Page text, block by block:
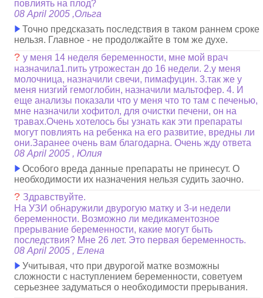
повлиять на плод?
08 April 2005 ,Ольга
Точно предсказать последствия в таком раннем сроке
нельзя. Главное - не продолжайте в том же духе.
?у меня 14 неделя беременности, мне мой врач
назначила1.пить утрожестан до 16 недели. 2.у меня
молочница, назначили свечи, пимафуцин. 3.так же у
меня низгий гемоглобин, назначили мальтофер. 4. И
еще анализы показали что у меня что то там с печенью,
мне назначили хофитол, для очистки печени, он на
травах.Очень хотелось бы узнать как эти препараты
могут повлиять на ребенка на его развитие, вредны ли
они.Заранее очень вам благодарна. Очень жду ответа
08 April 2005 , Юлия
Особого вреда данные препараты не принесут. О
необходимости их назначения нельзя судить заочно.
? Здравствуйте.
На УЗИ обнаружили двурогую матку и 3-и недели
беременности. Возможно ли медикаментозное
прерывание беременности, какие могут быть
последствия? Мне 26 лет. Это первая беременность.
08 April 2005 , Елена
Учитывая, что при двурогой матке возможны
сложности с наступлением беременности, советуем
серьезнее задуматься о необходимости прерывания.